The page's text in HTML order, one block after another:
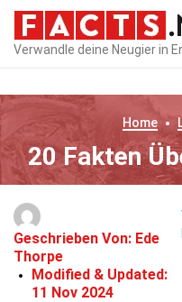
Verwandle deine Neugier in
Home
20 Fakten
Geschrieben Von: Ede
Thorpe
Modified & Updated:
11 Nov 2024